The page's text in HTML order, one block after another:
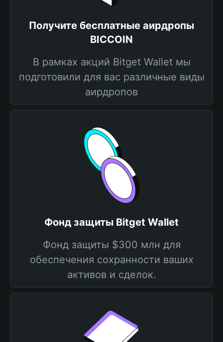
Получите бесплатные аирдропы
BICCOIN
В рамках акций Bitget Wallet мы
подготовили для вас различные виды
аирдропов
Фонд защиты Bitget Wallet
Фонд защиты $300 млн для
обеспечения сохранности ваших
активов и сделок.